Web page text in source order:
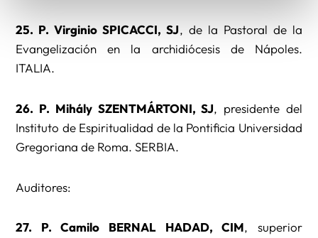
25. P. Virginio SPICACCI, SJ, de la Pastoral de la
Evangelización en la archidiócesis de Nápoles.
ITALIA.
26. P. Mihály SZENTMÁRTONI, SJ, presidente del
Instituto de Espiritualidad de la Pontificia Universidad
Gregoriana de Roma. SERBIA.
Auditores:
27. P. Camilo BERNAL HADAD, CIM, superior